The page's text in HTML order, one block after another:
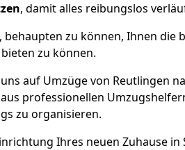
, damit alles reibungslos
zu können, Ihnen die
zu können.
auf Umzüge von Reutlingen
professionellen
zu organisieren.
Ihres neuen Zuhause in